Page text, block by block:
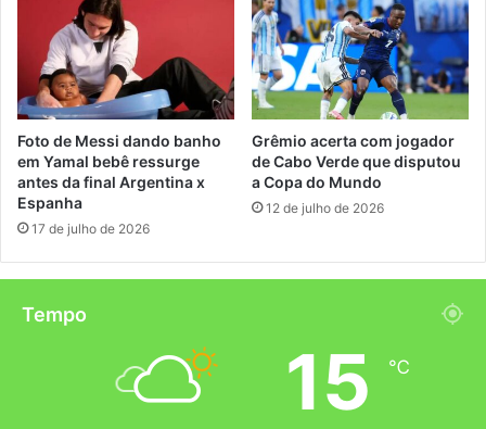
Foto de Messi dando banho
em Yamal bebê ressurge
antes da final Argentina x
Espanha
17 de julho de 2026
Grêmio acerta com jogador
de Cabo Verde que disputou
a Copa do Mundo
12 de julho de 2026
Tempo
15 ℃